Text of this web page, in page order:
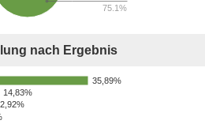
75.1%
nach Ergebnis
35,89%
14,83%